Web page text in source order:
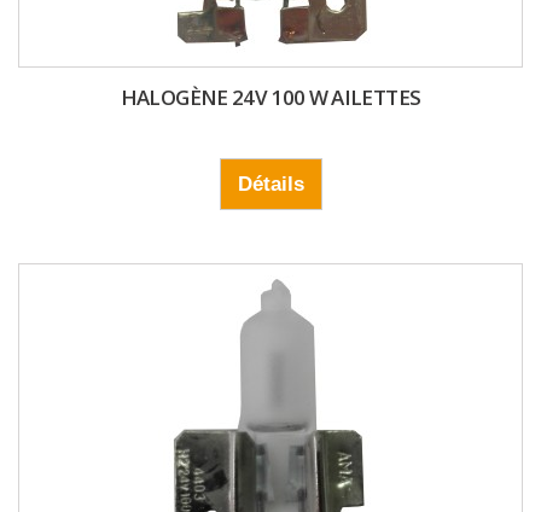
HALOGÈNE 24V 100 W AILETTES
Détails